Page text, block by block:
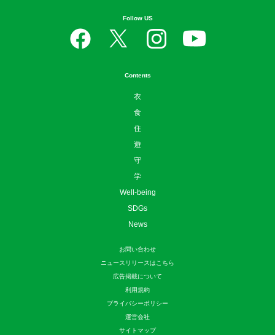
Follow US
Contents
衣
食
住
遊
守
学
Well-being
SDGs
News
お問い合わせ
ニュースリリースはこちら
広告掲載について
利用規約
プライバシーポリシー
運営会社
サイトマップ